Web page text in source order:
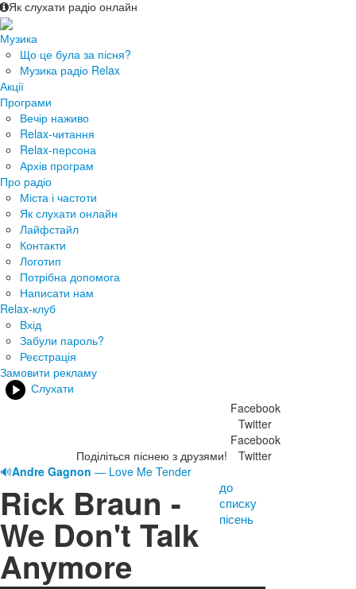
Як слухати радіо онлайн
Музика
Що це була за пісня?
Музика радіо Relax
Акції
Програми
Вечір наживо
Relax-читання
Relax-персона
Архів програм
Про радіо
Міста і частоти
Як слухати онлайн
Лайфстайл
Контакти
Логотип
Потрібна допомога
Написати нам
Relax-клуб
Вхід
Забули пароль?
Реєстрація
Замовити рекламу
Слухати
Поділіться піснею з друзями!
Facebook
Twitter
Facebook
Twitter
🔊Andre Gagnon — Love Me Tender
Rick Braun -
We Don't Talk
Anymore
до
списку
пісень